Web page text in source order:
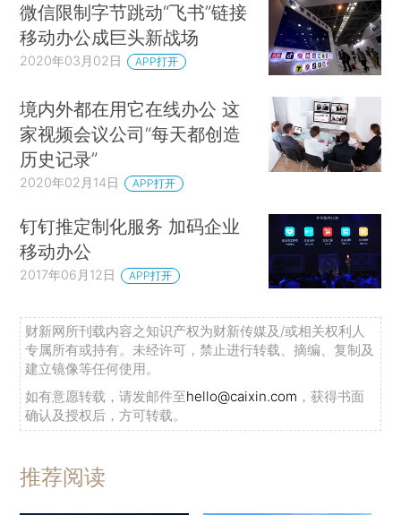
微信限制字节跳动“飞书”链接
移动办公成巨头新战场
2020年03月02日 APP打开
境内外都在用它在线办公 这
家视频会议公司“每天都创造
历史记录”
2020年02月14日 APP打开
钉钉推定制化服务 加码企业
移动办公
2017年06月12日 APP打开
财新网所刊载内容之知识产权为财新传媒及/或相关权利人
专属所有或持有。未经许可，禁止进行转载、摘编、复制及
建立镜像等任何使用。
如有意愿转载，请发邮件至hello@caixin.com ，获得书面
确认及授权后，方可转载。
推荐阅读